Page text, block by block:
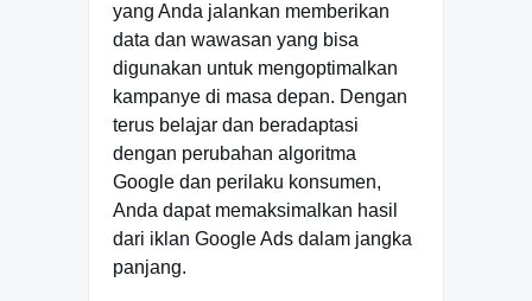
yang Anda jalankan memberikan
data dan wawasan yang bisa
digunakan untuk mengoptimalkan
kampanye di masa depan. Dengan
terus belajar dan beradaptasi
dengan perubahan algoritma
Google dan perilaku konsumen,
Anda dapat memaksimalkan hasil
dari iklan Google Ads dalam jangka
panjang.